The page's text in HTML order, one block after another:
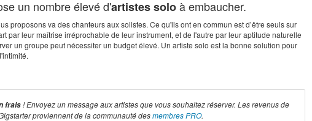
un nombre élevé d'artistes soloà embaucher.
proposons va des chanteurs aux solistes. Ce qu'ils ont en commun est d’être seuls sur
par leur maîtrise irréprochable de leur instrument, et de l'autre par leur aptitude naturelle
un groupe peut nécessiter un budget élevé. Un artiste solo est la bonne solution pour
frais ! Envoyez un message aux artistes que vous souhaitez réserver. Les revenus de
proviennent de la communauté desmembres PRO.